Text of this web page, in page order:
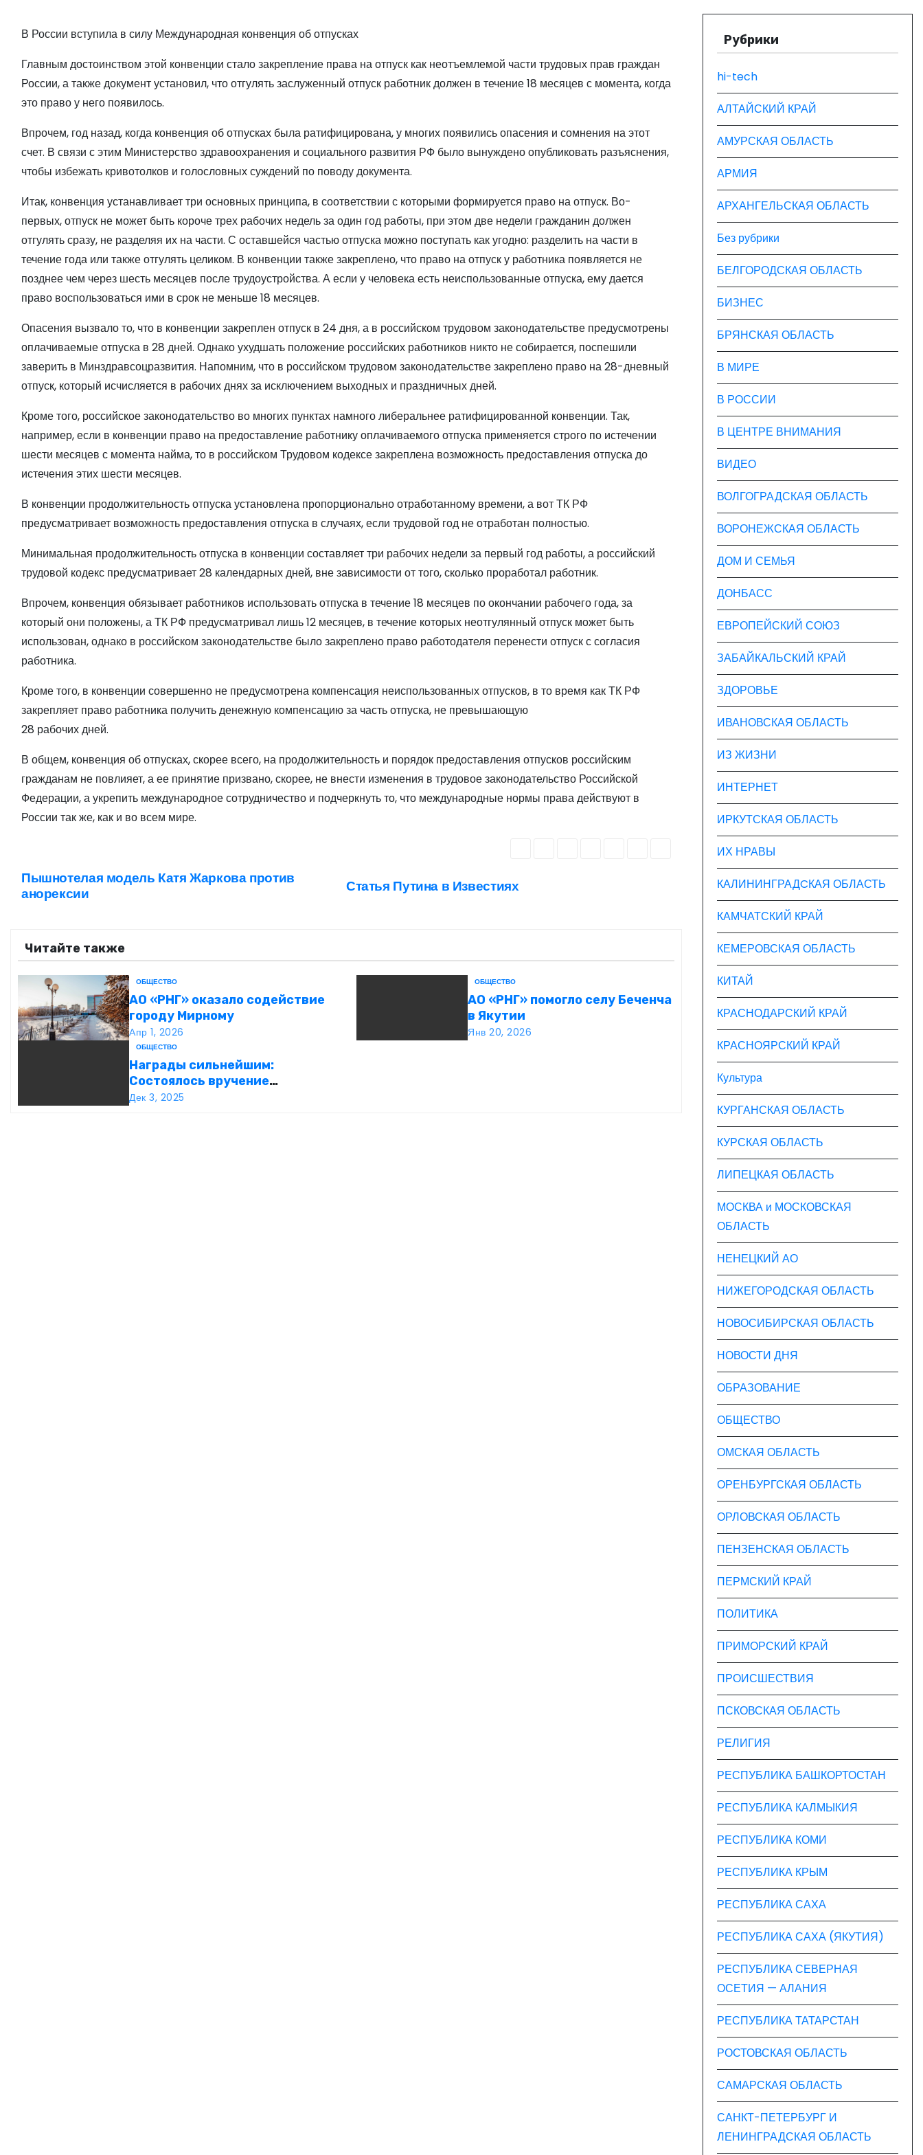
В России вступила в силу Международная конвенция об отпусках
Главным достоинством этой конвенции стало закрепление права на отпуск как неотъемлемой части трудовых прав граждан
России, а также документ установил, что отгулять заслуженный отпуск работник должен в течение 18 месяцев с момента, когда
это право у него появилось.
Впрочем, год назад, когда конвенция об отпусках была ратифицирована, у многих появились опасения и сомнения на этот
счет. В связи с этим Министерство здравоохранения и социального развития РФ было вынуждено опубликовать разъяснения,
чтобы избежать кривотолков и голословных суждений по поводу документа.
Итак, конвенция устанавливает три основных принципа, в соответствии с которыми формируется право на отпуск. Во-
первых, отпуск не может быть короче трех рабочих недель за один год работы, при этом две недели гражданин должен
отгулять сразу, не разделяя их на части. С оставшейся частью отпуска можно поступать как угодно: разделить на части в
течение года или также отгулять целиком. В конвенции также закреплено, что право на отпуск у работника появляется не
позднее чем через шесть месяцев после трудоустройства. А если у человека есть неиспользованные отпуска, ему дается
право воспользоваться ими в срок не меньше 18 месяцев.
Опасения вызвало то, что в конвенции закреплен отпуск в 24 дня, а в российском трудовом законодательстве предусмотрены
оплачиваемые отпуска в 28 дней. Однако ухудшать положение российских работников никто не собирается, поспешили
заверить в Минздравсоцразвития. Напомним, что в российском трудовом законодательстве закреплено право на 28-дневный
отпуск, который исчисляется в рабочих днях за исключением выходных и праздничных дней.
Кроме того, российское законодательство во многих пунктах намного либеральнее ратифицированной конвенции. Так,
например, если в конвенции право на предоставление работнику оплачиваемого отпуска применяется строго по истечении
шести месяцев с момента найма, то в российском Трудовом кодексе закреплена возможность предоставления отпуска до
истечения этих шести месяцев.
В конвенции продолжительность отпуска установлена пропорционально отработанному времени, а вот ТК РФ
предусматривает возможность предоставления отпуска в случаях, если трудовой год не отработан полностью.
Минимальная продолжительность отпуска в конвенции составляет три рабочих недели за первый год работы, а российский
трудовой кодекс предусматривает 28 календарных дней, вне зависимости от того, сколько проработал работник.
Впрочем, конвенция обязывает работников использовать отпуска в течение 18 месяцев по окончании рабочего года, за
который они положены, а ТК РФ предусматривал лишь 12 месяцев, в течение которых неотгулянный отпуск может быть
использован, однако в российском законодательстве было закреплено право работодателя перенести отпуск с согласия
работника.
Кроме того, в конвенции совершенно не предусмотрена компенсация неиспользованных отпусков, в то время как ТК РФ
закрепляет право работника получить денежную компенсацию за часть отпуска, не превышающую
28 рабочих дней.
В общем, конвенция об отпусках, скорее всего, на продолжительность и порядок предоставления отпусков российским
гражданам не повлияет, а ее принятие призвано, скорее, не внести изменения в трудовое законодательство Российской
Федерации, а укрепить международное сотрудничество и подчеркнуть то, что международные нормы права действуют в
России так же, как и во всем мире.
Н
в
и
а
я
Статья Путина в Известиях
Пышнотелая модель Катя Жаркова против
анорексии
Читайте также
ОБЩЕСТВО
АО «РНГ» оказало содействие
городу Мирному
Апр 1, 2026
ОБЩЕСТВО
АО «РНГ» помогло селу Беченча
в Якутии
Янв 20, 2026
ОБЩЕСТВО
Награды сильнейшим:
Состоялось вручение
международной премии Best
Дек 3, 2025
Рубрики
hi-tech
АЛТАЙСКИЙ КРАЙ
АМУРСКАЯ ОБЛАСТЬ
АРМИЯ
АРХАНГЕЛЬСКАЯ ОБЛАСТЬ
Без рубрики
БЕЛГОРОДСКАЯ ОБЛАСТЬ
БИЗНЕС
БРЯНСКАЯ ОБЛАСТЬ
В МИРЕ
В РОССИИ
В ЦЕНТРЕ ВНИМАНИЯ
ВИДЕО
ВОЛГОГРАДСКАЯ ОБЛАСТЬ
ВОРОНЕЖСКАЯ ОБЛАСТЬ
ДОМ И СЕМЬЯ
ДОНБАСС
ЕВРОПЕЙСКИЙ СОЮЗ
ЗАБАЙКАЛЬСКИЙ КРАЙ
ЗДОРОВЬЕ
ИВАНОВСКАЯ ОБЛАСТЬ
ИЗ ЖИЗНИ
ИНТЕРНЕТ
ИРКУТСКАЯ ОБЛАСТЬ
ИХ НРАВЫ
КАЛИНИНГРАДCКАЯ ОБЛАСТЬ
КАМЧАТСКИЙ КРАЙ
КЕМЕРОВСКАЯ ОБЛАСТЬ
КИТАЙ
КРАСНОДАРСКИЙ КРАЙ
КРАСНОЯРСКИЙ КРАЙ
Культура
КУРГАНСКАЯ ОБЛАСТЬ
КУРСКАЯ ОБЛАСТЬ
ЛИПЕЦКАЯ ОБЛАСТЬ
МОСКВА и МОСКОВСКАЯ
ОБЛАСТЬ
НЕНЕЦКИЙ АО
НИЖЕГОРОДСКАЯ ОБЛАСТЬ
НОВОСИБИРСКАЯ ОБЛАСТЬ
НОВОСТИ ДНЯ
ОБРАЗОВАНИЕ
ОБЩЕСТВО
ОМСКАЯ ОБЛАСТЬ
ОРЕНБУРГСКАЯ ОБЛАСТЬ
ОРЛОВСКАЯ ОБЛАСТЬ
ПЕНЗЕНСКАЯ ОБЛАСТЬ
ПЕРМСКИЙ КРАЙ
ПОЛИТИКА
ПРИМОРСКИЙ КРАЙ
ПРОИСШЕСТВИЯ
ПСКОВСКАЯ ОБЛАСТЬ
РЕЛИГИЯ
РЕСПУБЛИКА БАШКОРТОСТАН
РЕСПУБЛИКА КАЛМЫКИЯ
РЕСПУБЛИКА КОМИ
РЕСПУБЛИКА КРЫМ
РЕСПУБЛИКА САХА
РЕСПУБЛИКА САХА (ЯКУТИЯ)
РЕСПУБЛИКА СЕВЕРНАЯ
ОСЕТИЯ — АЛАНИЯ
РЕСПУБЛИКА ТАТАРСТАН
РОСТОВСКАЯ ОБЛАСТЬ
САМАРСКАЯ ОБЛАСТЬ
САНКТ-ПЕТЕРБУРГ И
ЛЕНИНГРАДСКАЯ ОБЛАСТЬ